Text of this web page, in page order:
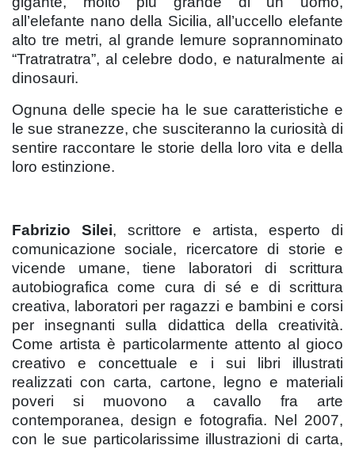
all’elefante nano della Sicilia, all’uccello elefante
alto tre metri, al grande lemure soprannominato
“Tratratratra”, al celebre dodo, e naturalmente ai
dinosauri.
Ognuna delle specie ha le sue caratteristiche e
le sue stranezze, che susciteranno la curiosità di
sentire raccontare le storie della loro vita e della
loro estinzione.
Fabrizio Silei, scrittore e artista, esperto di
comunicazione sociale, ricercatore di storie e
vicende umane, tiene laboratori di scrittura
autobiografica come cura di sé e di scrittura
creativa, laboratori per ragazzi e bambini e corsi
per insegnanti sulla didattica della creatività.
Come artista è particolarmente attento al gioco
creativo e concettuale e i sui libri illustrati
realizzati con carta, cartone, legno e materiali
poveri si muovono a cavallo fra arte
contemporanea, design e fotografia. Nel 2007,
con le sue particolarissime illustrazioni di carta,